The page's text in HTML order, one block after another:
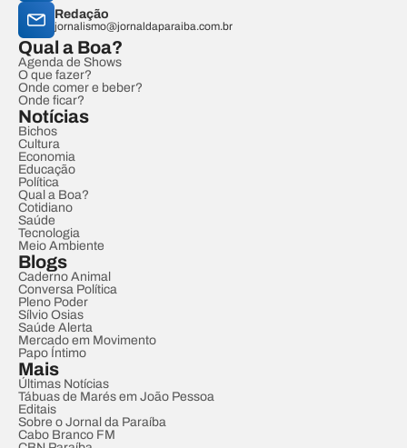
Redação
jornalismo@jornaldaparaiba.com.br
Qual a Boa?
Agenda de Shows
O que fazer?
Onde comer e beber?
Onde ficar?
Notícias
Bichos
Cultura
Economia
Educação
Política
Qual a Boa?
Cotidiano
Saúde
Tecnologia
Meio Ambiente
Blogs
Caderno Animal
Conversa Política
Pleno Poder
Sílvio Osias
Saúde Alerta
Mercado em Movimento
Papo Íntimo
Mais
Últimas Notícias
Tábuas de Marés em João Pessoa
Editais
Sobre o Jornal da Paraíba
Cabo Branco FM